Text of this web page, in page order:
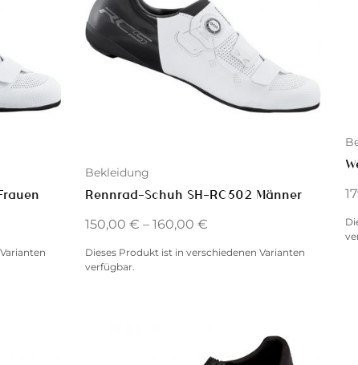
Bekleidung
Rennrad-Schuh SH-RC502 Männer
150,00 € – 160,00 €
Dieses Produkt ist in verschiedenen Varianten
verfügbar.